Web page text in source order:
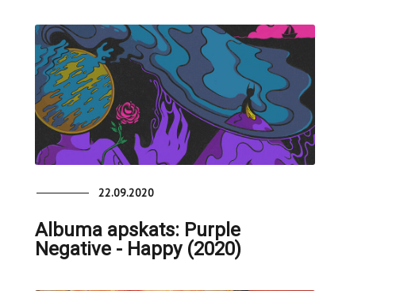
22.09.2020
Albuma apskats: Purple
Negative - Happy (2020)